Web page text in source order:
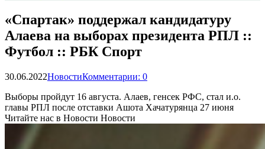
«Спартак» поддержал кандидатуру
Алаева на выборах президента РПЛ ::
Футбол :: РБК Спорт
30.06.2022НовостиКомментарии: 0
Выборы пройдут 16 августа. Алаев, генсек РФС, стал и.о.
главы РПЛ после отставки Ашота Хачатурянца 27 июня
Читайте нас в Новости Новости